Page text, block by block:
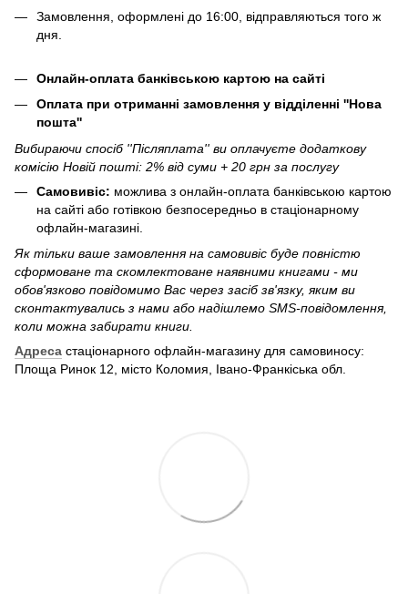
Замовлення, оформлені до 16:00, відправляються того ж
дня.
Онлайн-оплата банківською картою на сайті
Оплата при отриманні замовлення у відділенні ''Нова
пошта''
Вибираючи спосіб ''Післяплата'' ви оплачуєте додаткову
комісію Новій пошті: 2% від суми + 20 грн за послугу
Самовивіс: можлива з онлайн-оплата банківською картою
на сайті або готівкою безпосередньо в стаціонарному
офлайн-магазині.
Як тільки ваше замовлення на самовивіс буде повністю
сформоване та скомлектоване наявними книгами - ми
обов'язково повідомимо Вас через засіб зв'язку, яким ви
сконтактувались з нами або надішлемо SMS-повідомлення,
коли можна забирати книги.
Адреса стаціонарного офлайн-магазину для самовиносу:
Площа Ринок 12, місто Коломия, Івано-Франкіська обл.